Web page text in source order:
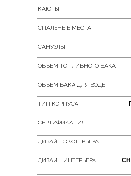
КАЮТЫ
СПАЛЬНЫЕ МЕСТА
САНУЗЛЫ
ОБЪЕМ ТОПЛИВНОГО БАКА
ОБЪЕМ БАКА ДЛЯ ВОДЫ
ТИП КОРПУСА
СЕРТИФИКАЦИЯ
ДИЗАЙН ЭКСТЕРЬЕРА
ДИЗАЙН ИНТЕРЬЕРА